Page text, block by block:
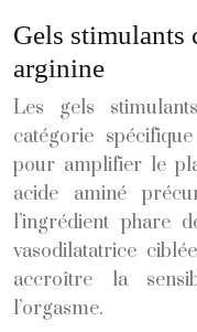
Gels stimulants
arginine
Les gels
catégorie
pour amplifier le
acide aminé
l’ingrédient phare
vasodilatatrice
accroître la
l’orgasme.